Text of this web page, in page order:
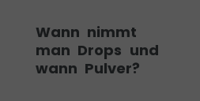
Wann nimmt
man Drops und
wann Pulver?